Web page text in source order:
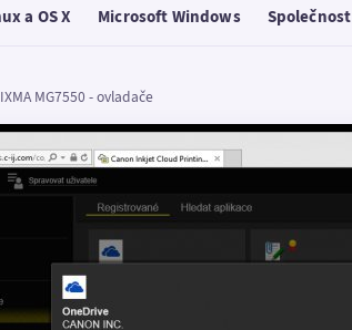
a OS X Microsoft Windows Společnost
MG7550 - ovladače